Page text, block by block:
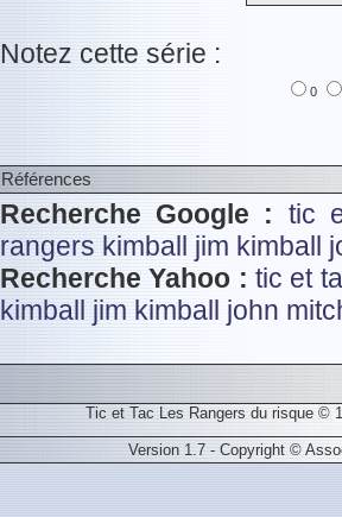
Notez cette série :
0
Références
Recherche Google : tic
rangers kimball jim kimball
Recherche Yahoo : tic et
kimball jim kimball john
Tic et Tac Les Rangers du risque ©
Version 1.7 - Copyright ©